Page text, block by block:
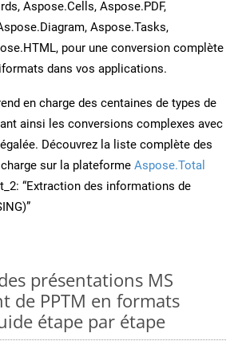
Aspose.Cells, Aspose.PDF,
Aspose.Tasks,
pour une conversion complète
dans vos applications.
en charge des centaines de types de
ainsi les conversions complexes avec
Découvrez la liste complète des
sur la plateforme Aspose.Total
“Extraction des informations de
présentations MS
de PPTM en formats
étape par étape